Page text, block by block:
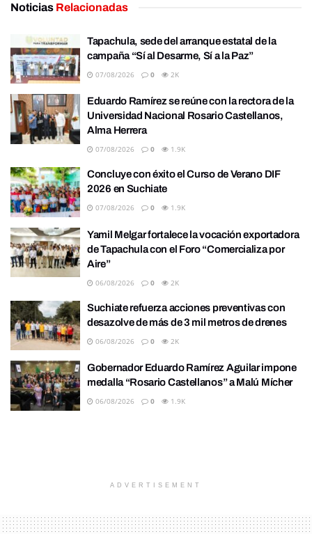
Noticias Relacionadas
Tapachula, sede del arranque estatal de la
campaña “Sí al Desarme, Sí a la Paz”
07/08/2026 0 2K
Eduardo Ramírez se reúne con la rectora de la
Universidad Nacional Rosario Castellanos,
Alma Herrera
07/08/2026 0 1.9K
Concluye con éxito el Curso de Verano DIF
2026 en Suchiate
07/08/2026 0 1.9K
Yamil Melgar fortalece la vocación exportadora
de Tapachula con el Foro “Comercializa por
Aire”
06/08/2026 0 2K
Suchiate refuerza acciones preventivas con
desazolve de más de 3 mil metros de drenes
06/08/2026 0 2K
Gobernador Eduardo Ramírez Aguilar impone
medalla “Rosario Castellanos” a Malú Mícher
06/08/2026 0 1.9K
ADVERTISEMENT